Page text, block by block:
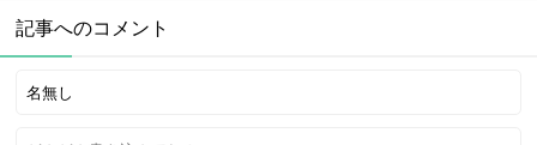
記事へのコメント